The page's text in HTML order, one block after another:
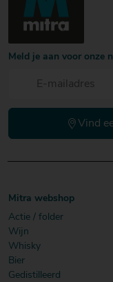
Meld je aan voor onze
Vind
Mitra webshop
Actie / folder
Wijn
Whisky
Bier
Gedistilleerd